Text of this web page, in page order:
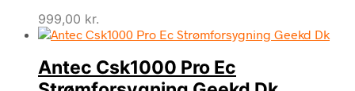
999,00 kr.
Antec Csk1000 Pro Ec